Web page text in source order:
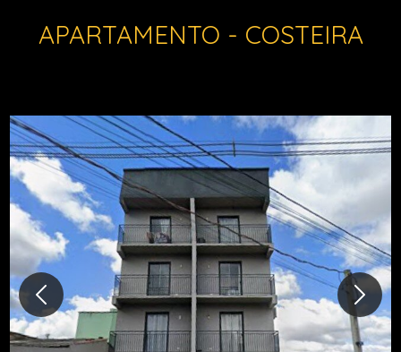
APARTAMENTO - COSTEIRA